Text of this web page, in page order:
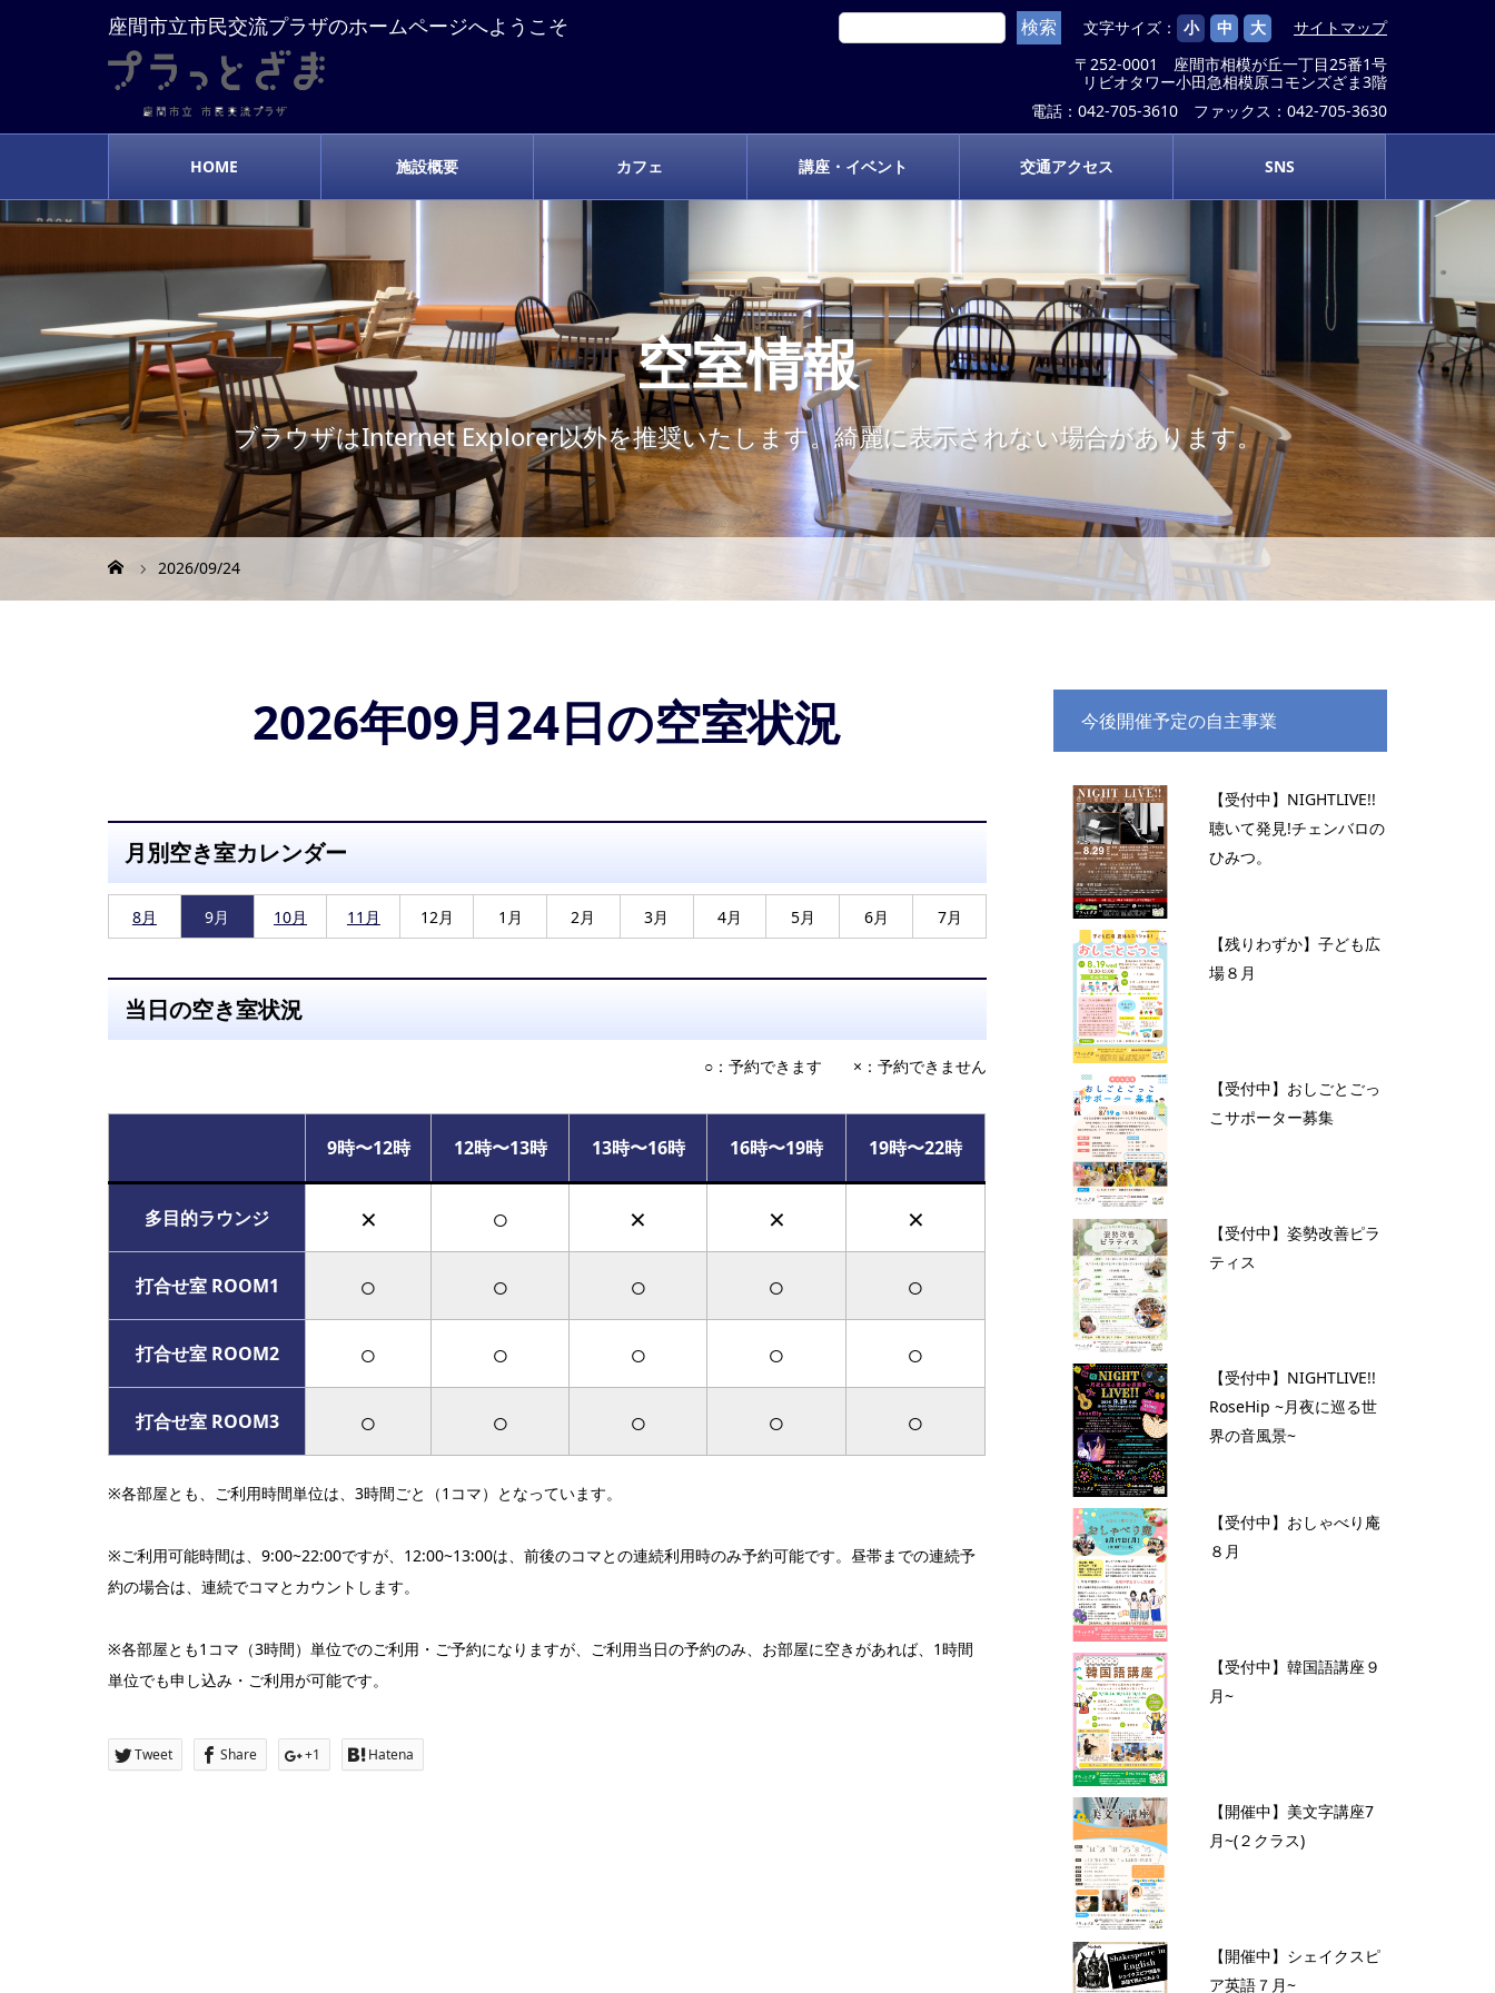
座間市立市民交流プラザのホームページへようこそ 文字サイズ： 小 中 大
サイトマップ
〒252-0001 座間市相模が丘一丁目25番1号
リビオタワー小田急相模原コモンズざま3階
電話：042-705-3610 ファックス：042-705-3630
HOME 施設概要 カフェ 講座・イベント 交通アクセス SNS
空室情報
ブラウザはInternet Explorer以外を推奨いたします。綺麗に表示されない場合があります。
2026/09/24
2026年09月24日の空室状況
月別空き室カレンダー
8月 9月 10月 11月 12月 1月 2月 3月 4月 5月 6月 7月
当日の空き室状況
○：予約できます ×：予約できません
9時〜12時 12時〜13時 13時〜16時 16時〜19時 19時〜22時
多目的ラウンジ × ○ × × ×
打合せ室 ROOM1 ○ ○ ○ ○ ○
打合せ室 ROOM2 ○ ○ ○ ○ ○
打合せ室 ROOM3 ○ ○ ○ ○ ○
※各部屋とも、ご利用時間単位は、3時間ごと（1コマ）となっています。
※ご利用可能時間は、9:00~22:00ですが、12:00~13:00は、前後のコマとの連続利用時のみ予約可能です。昼帯までの連続予
約の場合は、連続でコマとカウントします。
※各部屋とも1コマ（3時間）単位でのご利用・ご予約になりますが、ご利用当日の予約のみ、お部屋に空きがあれば、1時間
単位でも申し込み・ご利用が可能です。
Tweet Share +1 Hatena
今後開催予定の自主事業
【受付中】NIGHTLIVE!!
聴いて発見!チェンバロの
ひみつ。
【残りわずか】子ども広
場８月
【受付中】おしごとごっ
こサポーター募集
【受付中】姿勢改善ピラ
ティス
【受付中】NIGHTLIVE!!
RoseHip ~月夜に巡る世
界の音風景~
【受付中】おしゃべり庵
８月
【受付中】韓国語講座９
月~
【開催中】美文字講座7
月~(２クラス)
【開催中】シェイクスピ
ア英語７月~